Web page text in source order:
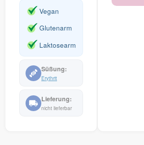
Vegan
Glutenarm
Laktosearm
Erythrit
nicht lieferbar